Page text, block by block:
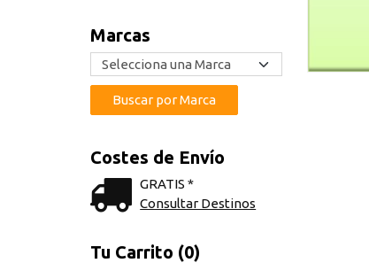
Marcas
Costes de Envío
GRATIS *
Consultar Destinos
Tu Carrito (0)